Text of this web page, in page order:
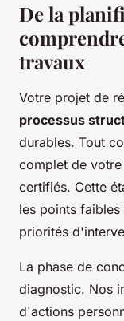
De la
travaux
Votre projet de
processus
durables. Tout
complet de
certifiés. Cette
les points
priorités
La phase de
diagnostic. Nos
d'actions